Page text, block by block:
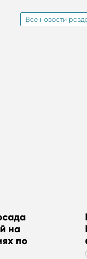
Все новости
на
по